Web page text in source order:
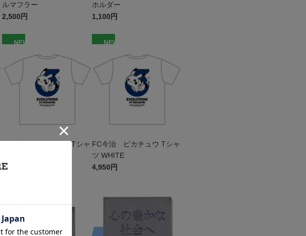
ルマフラー
2,500円
ホルダー
1,100円
NEW
FC今治 ピカチュウ Tシャ
4,400円
NEW
FC今治 ピカチュウ Tシャ
ツ WHITE
4,950円